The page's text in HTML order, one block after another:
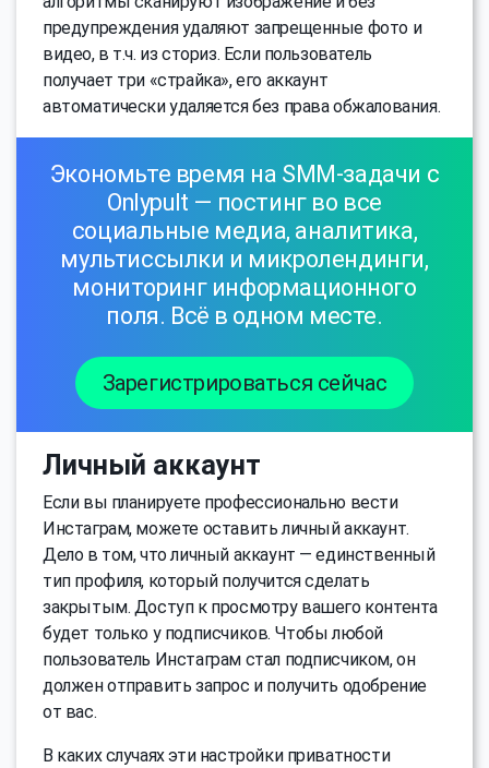
предупреждения удаляют запрещенные фото и
видео, в т.ч. из сториз. Если пользователь
получает три «страйка», его аккаунт
автоматически удаляется без права обжалования.
Экономьте время на SMM-задачи с
Onlypult — постинг во все
социальные медиа, аналитика,
мультиссылки и микролендинги,
мониторинг информационного
поля. Всё в одном месте.
Зарегистрироваться сейчас
Личный аккаунт
Если вы планируете профессионально вести
Инстаграм, можете оставить личный аккаунт.
Дело в том, что личный аккаунт — единственный
тип профиля, который получится сделать
закрытым. Доступ к просмотру вашего контента
будет только у подписчиков. Чтобы любой
пользователь Инстаграм стал подписчиком, он
должен отправить запрос и получить одобрение
от вас.
В каких случаях эти настройки приватности